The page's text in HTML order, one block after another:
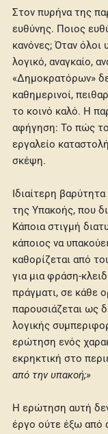
Στον πυρήνα της
ευθύνης. Ποιος
κανόνες; Όταν όλοι
λογικό, αναγκαίο,
«Δημοκρατόρων»
καθημερινοί,
το κοινό καλό. Η
αφήγηση: Το πώς το
εργαλείο
σκέψη.
Ιδιαίτερη
της Υπακοής, που
Κάποια στιγμή
κάποιος να
καθορίζεται από
για μια φράση-
πράγματι, σε κάθε
παρουσιάζεται ως
λογικής
ερώτηση ενός
εκρηκτική στο
από την υπακοή;»
Η ερώτηση αυτή
έργο ούτε έξω από